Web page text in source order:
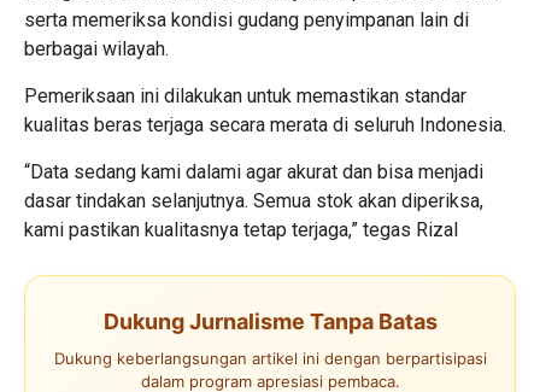
serta memeriksa kondisi gudang penyimpanan lain di
berbagai wilayah.
Pemeriksaan ini dilakukan untuk memastikan standar
kualitas beras terjaga secara merata di seluruh Indonesia.
“Data sedang kami dalami agar akurat dan bisa menjadi
dasar tindakan selanjutnya. Semua stok akan diperiksa,
kami pastikan kualitasnya tetap terjaga,” tegas Rizal
Dukung Jurnalisme Tanpa Batas
Dukung keberlangsungan artikel ini dengan berpartisipasi
dalam program apresiasi pembaca.